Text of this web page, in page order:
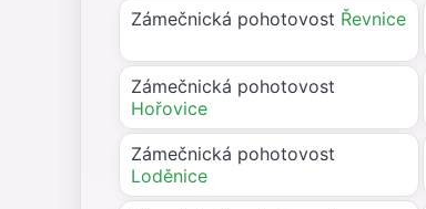
Zámečnická pohotovost Řevnice
Zámečnická pohotovost
Hořovice
Zámečnická pohotovost
Loděnice